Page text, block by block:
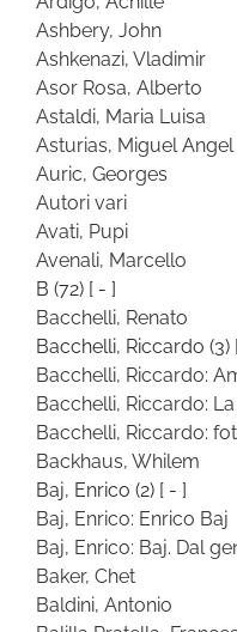
Ashbery, John
Ashkenazi, Vladimir
Asor Rosa, Alberto
Astaldi, Maria Luisa
Asturias, Miguel Angel
Auric, Georges
Autori vari
Avati, Pupi
Avenali, Marcello
B (72) [ - ]
Bacchelli, Renato
Bacchelli, Riccardo (3)
Bacchelli, Riccardo:
Bacchelli, Riccardo:
Bacchelli, Riccardo:
Backhaus, Whilem
Baj, Enrico (2) [ - ]
Baj, Enrico: Enrico Baj
Baj, Enrico: Baj. Dal
Baker, Chet
Baldini, Antonio